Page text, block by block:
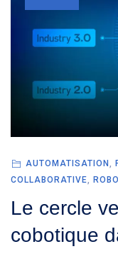
AUTOMATISATION
COLLABORATIVE
Le cercle
cobotique